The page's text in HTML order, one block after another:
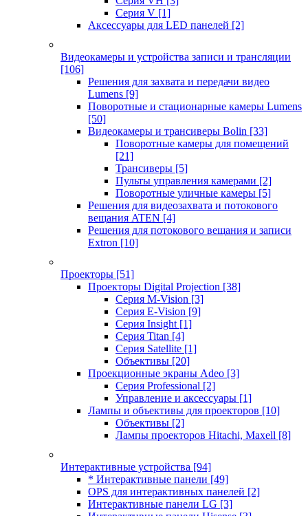
Серия V [1]
Аксессуары для LED панелей [2]
Видеокамеры и устройства записи и трансляции
[106]
Решения для захвата и передачи видео
Lumens [9]
Поворотные и стационарные камеры Lumens
[50]
Видеокамеры и трансиверы Bolin [33]
Поворотные камеры для помещений
[21]
Трансиверы [5]
Пульты управления камерами [2]
Поворотные уличные камеры [5]
Решения для видеозахвата и потокового
вещания ATEN [4]
Решения для потокового вещания и записи
Extron [10]
Проекторы [51]
Проекторы Digital Projection [38]
Серия M-Vision [3]
Серия E-Vision [9]
Серия Insight [1]
Серия Titan [4]
Серия Satellite [1]
Объективы [20]
Проекционные экраны Adeo [3]
Серия Professional [2]
Управление и аксессуары [1]
Лампы и объективы для проекторов [10]
Объективы [2]
Лампы проекторов Hitachi, Maxell [8]
Интерактивные устройства [94]
* Интерактивные панели [49]
OPS для интерактивных панелей [2]
Интерактивные панели LG [3]